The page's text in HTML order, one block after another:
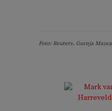
Foto: Reuters. Gornja